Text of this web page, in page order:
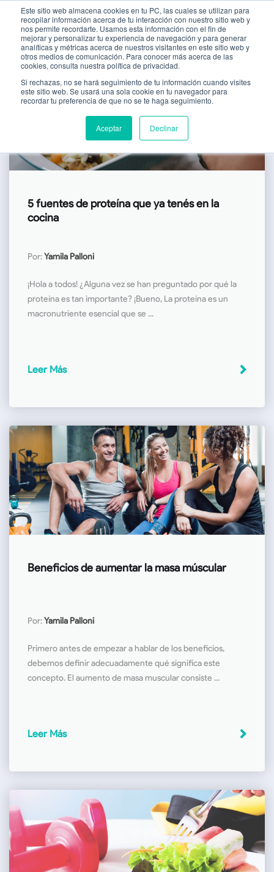
Este sitio web almacena cookies en tu PC, las cuales se utilizan para
recopilar información acerca de tu interacción con nuestro sitio web y
nos permite recordarte. Usamos esta información con el fin de
mejorar y personalizar tu experiencia de navegación y para generar
analíticas y métricas acerca de nuestros visitantes en este sitio web y
otros medios de comunicación. Para conocer más acerca de las
cookies, consulta nuestra política de privacidad.
Si rechazas, no se hará seguimiento de tu información cuando visites
este sitio web. Se usará una sola cookie en tu navegador para
recordar tu preferencia de que no se te haga seguimiento.
Aceptar Declinar
5 fuentes de proteína que ya tenés en la
cocina
Por:Yamila Palloni
¡Hola a todos! ¿Alguna vez se han preguntado por qué la
proteína es tan importante? ¡Bueno, La proteína es un
macronutriente esencial que se ...
Leer Más
Beneficios de aumentar la masa múscular
Por:Yamila Palloni
Primero antes de empezar a hablar de los beneficios,
debemos definir adecuadamente qué significa este
concepto. El aumento de masa muscular consiste ...
Leer Más